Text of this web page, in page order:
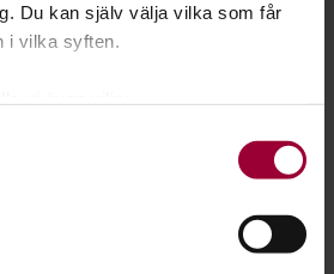
Du kan själv välja vilka som får
i vilka syften.
på upp till flera meter
dina personliga uppgifter
andra genom att starta en
studiecirkel